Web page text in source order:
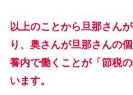
以上のことから旦那さん
り、奥さんが旦那さんの
養内で働くことが「節税
います。